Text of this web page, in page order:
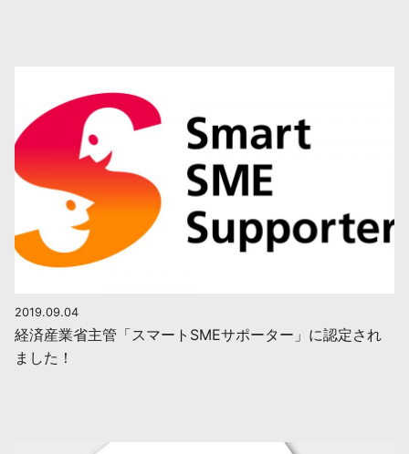
2019.09.04
経済産業省主管「スマートSMEサポーター」に認定され
ました！